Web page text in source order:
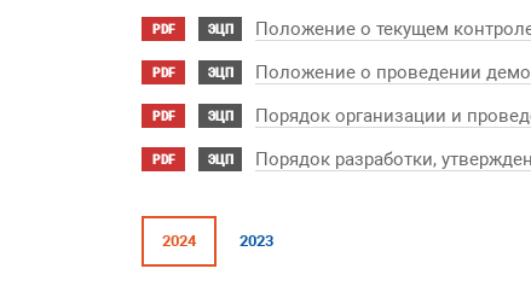
PDF ЭЦП Положение о текущем
PDF ЭЦП Положение о проведении
PDF ЭЦП Порядок организации и
PDF ЭЦП Порядок разработки,
2024 2023